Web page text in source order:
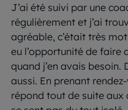
J’ai été suivi par une
régulièrement et j’ai
agréable, c’était très
eu l’opportunité de faire
quand j’en avais besoin.
aussi. En prenant
répond tout de suite aux